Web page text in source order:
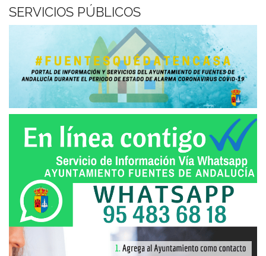
SERVICIOS PÚBLICOS